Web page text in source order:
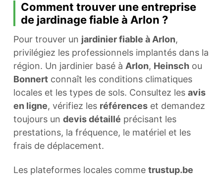
Comment trouver une entreprise
de jardinage fiable à Arlon ?
Pour trouver un jardinier fiable à Arlon,
privilégiez les professionnels implantés dans la
région. Un jardinier basé à Arlon, Heinschou
Bonnertconnaît les conditions climatiques
locales et les types de sols. Consultez les avis
en ligne, vérifiez les référenceset demandez
toujours un devis détaillé précisant les
prestations, la fréquence, le matériel et les
frais de déplacement.
Les plateformes locales comme trustup.be